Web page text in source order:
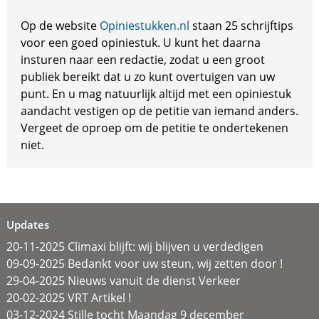
Op de website Opiniestukken.nl staan 25 schrijftips
voor een goed opiniestuk. U kunt het daarna
insturen naar een redactie, zodat u een groot
publiek bereikt dat u zo kunt overtuigen van uw
punt. En u mag natuurlijk altijd met een opiniestuk
aandacht vestigen op de petitie van iemand anders.
Vergeet de oproep om de petitie te ondertekenen
niet.
Updates
20-11-2025 Climaxi blijft: wij blijven u verdedigen
09-09-2025 Bedankt voor uw steun, wij zetten door !
29-04-2025 Nieuws vanuit de dienst Verkeer
20-02-2025 VRT Artikel !
03-12-2024 Stille tocht Maandag 9 december